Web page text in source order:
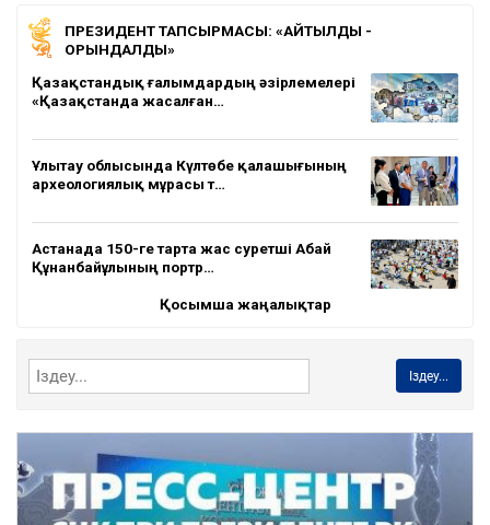
ПРЕЗИДЕНТ ТАПСЫРМАСЫ: «АЙТЫЛДЫ -
ОРЫНДАЛДЫ»
Қазақстандық ғалымдардың әзірлемелері
«Қазақстанда жасалған…
Ұлытау облысында Күлтөбе қалашығының
археологиялық мұрасы т…
Астанада 150-ге тарта жас суретші Абай
Құнанбайұлының портр…
Қосымша жаңалықтар
Іздеу...